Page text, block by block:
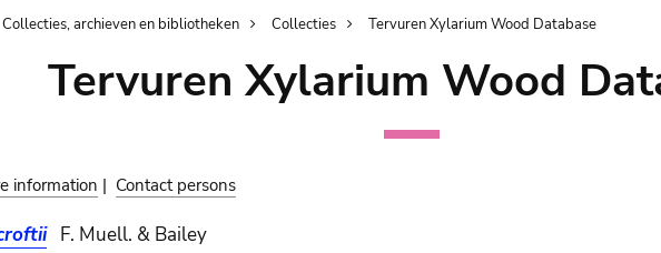
Collecties, archieven en bibliotheken Collecties Tervuren Xylarium Wood Database
Tervuren Xylarium Wood
information | Contact persons
F. Muell. & Bailey